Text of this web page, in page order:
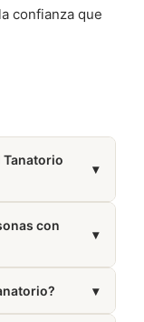
confianza que
Tanatorio
▾
con
▾
para
visitantes.
▾